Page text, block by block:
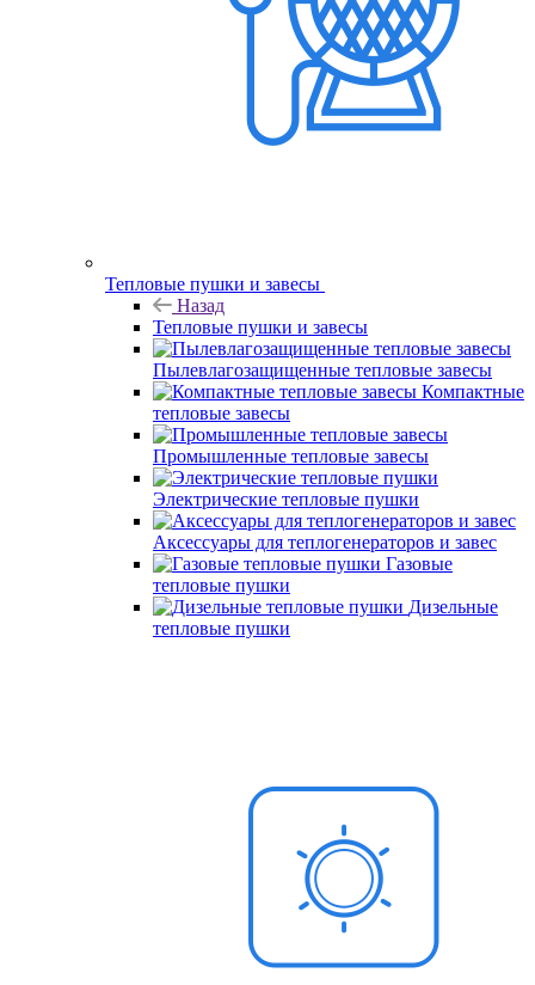
Тепловые пушки и завесы
Назад
Тепловые пушки и завесы
Пылевлагозащищенные тепловые завесы
Компактные
тепловые завесы
Промышленные тепловые завесы
Электрические тепловые пушки
Аксессуары для теплогенераторов и завес
Газовые
тепловые пушки
Дизельные
тепловые пушки